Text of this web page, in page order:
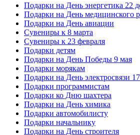
Подарки на День энергетика 22
Подарки на День медицинского
Подарки на День авиации
Сувениры к 8 марта
Сувениры к 23 февраля
Подарки детям
Подарки на День Победы 9 мая
Подарки морякам
Подарки на День электросвязи
Подарки программистам
Подарки ко Дню шахтера
Подарки на День химика
Подарки автомобилисту
Подарки начальнику
Подарки на День строителя